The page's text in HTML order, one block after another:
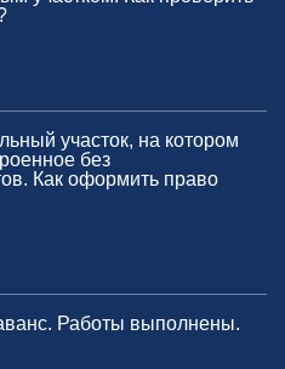
участок, на котором
без
Как оформить право
Работы выполнены.